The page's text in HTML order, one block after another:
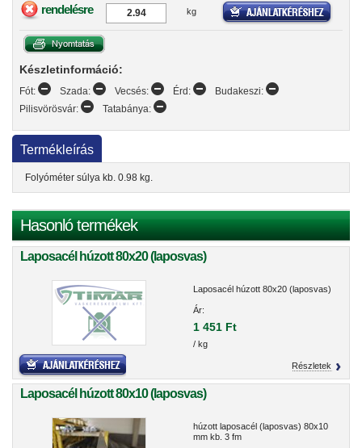
rendelésre kg
Készletinformáció:
Fót: Szada: Vecsés: Érd:
Budakeszi:
Pilisvörösvár:
Tatabánya:
Termékleírás
Folyóméter súlya kb. 0.98 kg.
Hasonló termékek
Laposacél húzott 80x20 (laposvas)
Laposacél húzott 80x20 (laposvas)
Ár:
1 451 Ft
/ kg
Részletek
Laposacél húzott 80x10 (laposvas)
húzott laposacél (laposvas) 80x10
mm kb. 3 fm